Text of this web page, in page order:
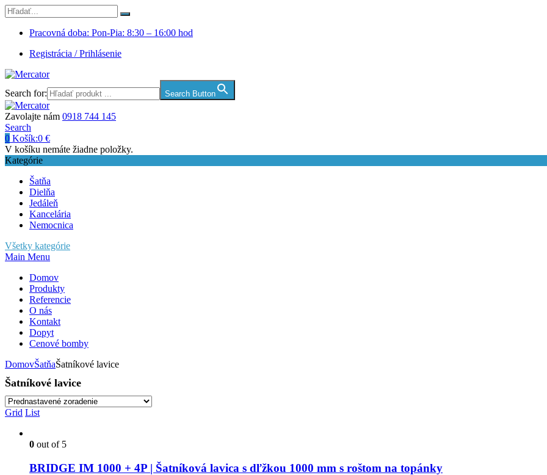
Pracovná doba: Pon-Pia: 8:30 – 16:00 hod
Registrácia / Prihlásenie
Search for: Search Button
Zavolajte nám 0918 744 145
Search
0 Košík:0 €
V košíku nemáte žiadne položky.
Kategórie
Šatňa
Dielňa
Jedáleň
Kancelária
Nemocnica
Všetky kategórie
Main Menu
Domov
Produkty
Referencie
O nás
Kontakt
Dopyt
Cenové bomby
DomovŠatňaŠatníkové lavice
Šatníkové lavice
Grid List
0 out of 5
BRIDGE IM 1000 + 4P | Šatníková lavica s dľžkou 1000 mm s roštom na topánky